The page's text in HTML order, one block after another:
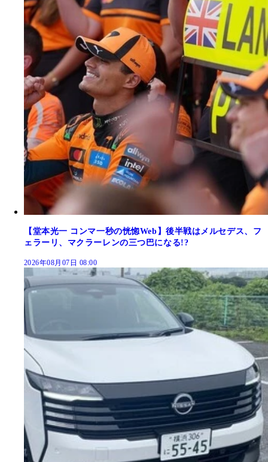
【堂本光一 コンマ一秒の恍惚Web】後半戦はメルセデス、フ
ェラーリ、マクラーレンの三つ巴になる!?
2026年08月07日 08:00